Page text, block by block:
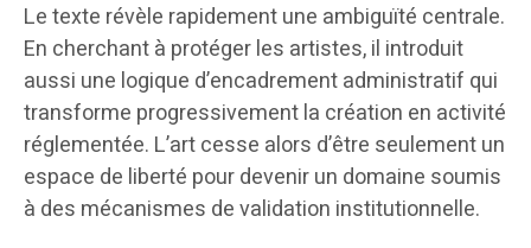
Le texte révèle rapidement une ambiguïté centrale.
En cherchant à protéger les artistes, il introduit
aussi une logique d’encadrement administratif qui
transforme progressivement la création en activité
réglementée. L’art cesse alors d’être seulement un
espace de liberté pour devenir un domaine soumis
à des mécanismes de validation institutionnelle.